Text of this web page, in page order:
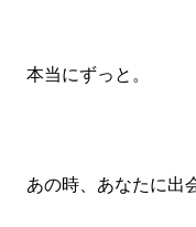
本当にずっと。
あの時、あなたに出